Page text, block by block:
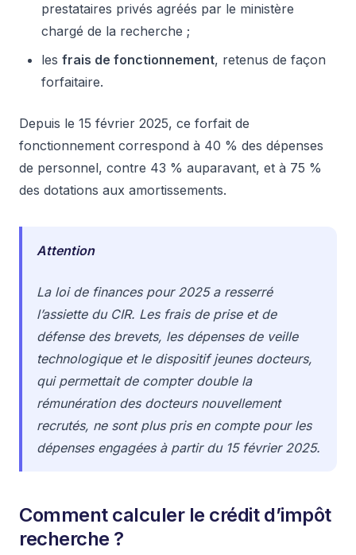
prestataires privés agréés par le ministère
chargé de la recherche ;
les frais de fonctionnement, retenus de façon
forfaitaire.
Depuis le 15 février 2025, ce forfait de
fonctionnement correspond à 40 % des dépenses
de personnel, contre 43 % auparavant, et à 75 %
des dotations aux amortissements.
Attention
La loi de finances pour 2025 a resserré
l’assiette du CIR. Les frais de prise et de
défense des brevets, les dépenses de veille
technologique et le dispositif jeunes docteurs,
qui permettait de compter double la
rémunération des docteurs nouvellement
recrutés, ne sont plus pris en compte pour les
dépenses engagées à partir du 15 février 2025.
Comment calculer le crédit d’impôt
recherche ?